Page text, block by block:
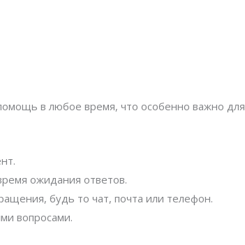
в любое время, что особенно важно для
ожидания ответов.
будь то чат, почта или телефон.
вопросами.